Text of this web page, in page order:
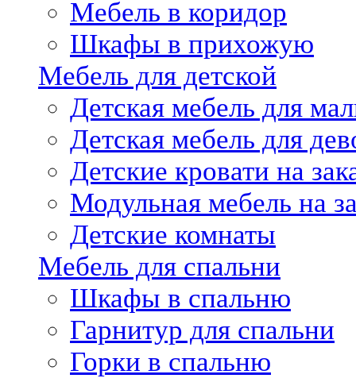
Мебель в коридор
Шкафы в прихожую
Мебель для детской
Детская мебель для
Детская мебель для
Детские кровати на
Модульная мебель на
Детские комнаты
Мебель для спальни
Шкафы в спальню
Гарнитур для спальни
Горки в спальню